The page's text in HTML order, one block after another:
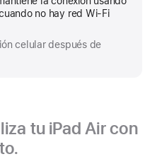
no hay red Wi-Fi
celular después de
tu iPad Air con